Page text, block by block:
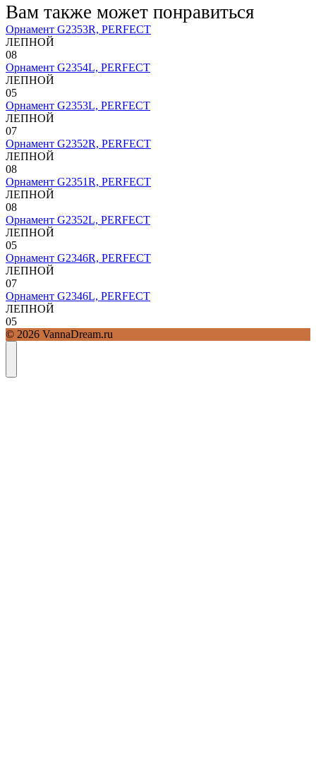
Вам также может понравиться
Орнамент G2353R, PERFECT
ЛЕПНОЙ
08
Орнамент G2354L, PERFECT
ЛЕПНОЙ
05
Орнамент G2353L, PERFECT
ЛЕПНОЙ
07
Орнамент G2352R, PERFECT
ЛЕПНОЙ
08
Орнамент G2351R, PERFECT
ЛЕПНОЙ
08
Орнамент G2352L, PERFECT
ЛЕПНОЙ
05
Орнамент G2346R, PERFECT
ЛЕПНОЙ
07
Орнамент G2346L, PERFECT
ЛЕПНОЙ
05
© 2026 VannaDream.ru